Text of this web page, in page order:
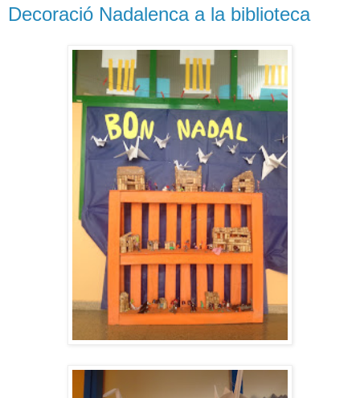
Decoració Nadalenca a la biblioteca